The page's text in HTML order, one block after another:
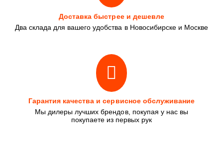
Доставка быстрее и дешевле
Два склада для вашего удобства в Новосибирске и Москве
Гарантия качества и сервисное обслуживание
Мы дилеры лучших брендов, покупая у нас вы
покупаете из первых рук